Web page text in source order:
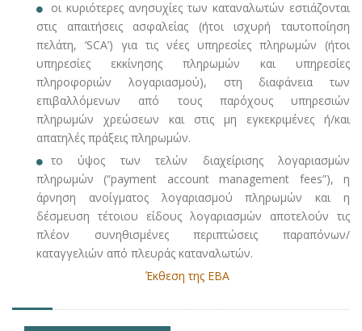
οι κυριότερες ανησυχίες των καταναλωτών εστιάζονται
στις απαιτήσεις ασφαλείας (ήτοι ισχυρή ταυτοποίηση
πελάτη, ‘SCA’) για τις νέες υπηρεσίες πληρωμών (ήτοι
υπηρεσίες εκκίνησης πληρωμών και υπηρεσίες
πληροφοριών λογαριασμού), στη διαφάνεια των
επιβαλλόμενων από τους παρόχους υπηρεσιών
πληρωμών χρεώσεων και στις μη εγκεκριμένες ή/και
απατηλές πράξεις πληρωμών.
το ύψος των τελών διαχείρισης λογαριασμών
πληρωμών (“payment account management fees”), η
άρνηση ανοίγματος λογαριασμού πληρωμών και η
δέσμευση τέτοιου είδους λογαριασμών αποτελούν τις
πλέον συνηθισμένες περιπτώσεις παραπόνων/
καταγγελιών από πλευράς καταναλωτών.
Έκθεση της EBA